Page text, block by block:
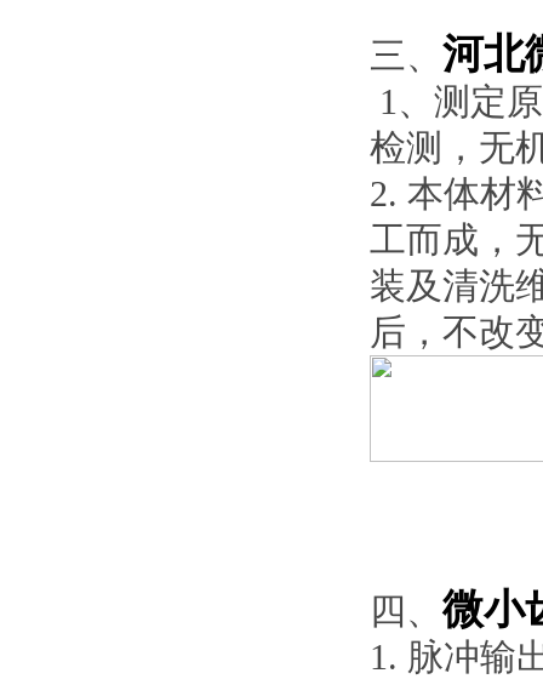
三、 河北
1、测定
检测，无
2. 本体材
工而成，
装及清洗
后，不改
四、微小
1. 脉冲输